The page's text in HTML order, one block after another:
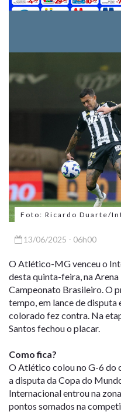
Foto: Ricardo Duarte/
13/06/2025 - 06h00
O Atlético-MG venceu o
desta quinta-feira, na
Campeonato Brasileiro. O
tempo, em lance de disputa
colorado fez contra. Na
Santos fechou o placar.
Como fica?
O Atlético colou no G-6 do
a disputa da Copa do
Internacional entrou na
pontos somados na